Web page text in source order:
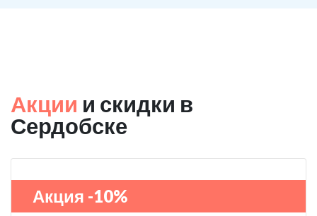
Акции и скидки в
Сердобске
Акция -10%